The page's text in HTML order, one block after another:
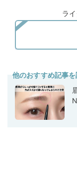
ラ
他のおすすめ記事